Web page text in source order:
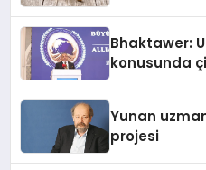
Bhaktawer:
konusunda
Yunan
projesi